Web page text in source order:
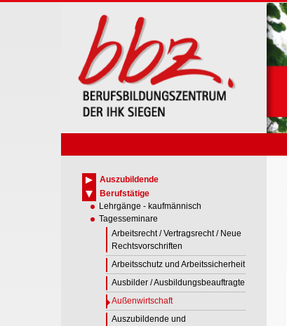
Auszubildende
Berufstätige
Lehrgänge - kaufmännisch
Tagesseminare
Arbeitsrecht / Vertragsrecht / Neue
Rechtsvorschriften
Arbeitsschutz und Arbeitssicherheit
Ausbilder / Ausbildungsbeauftragte
Außenwirtschaft
Auszubildende und